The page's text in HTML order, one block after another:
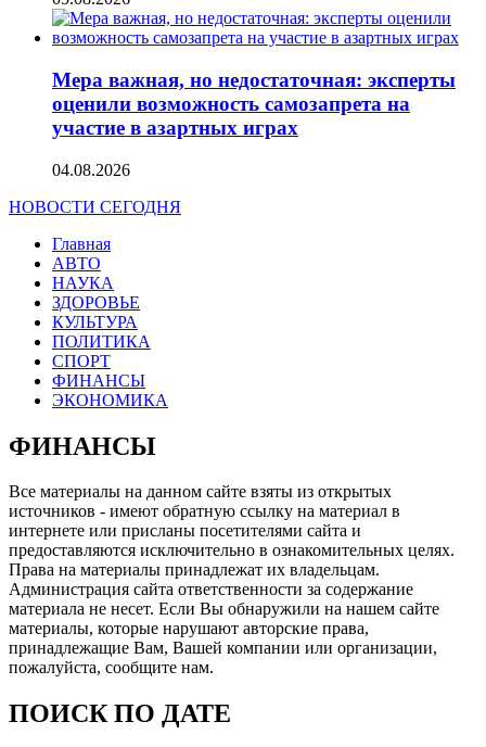
Мера важная, но недостаточная: эксперты
оценили возможность самозапрета на
участие в азартных играх
04.08.2026
НОВОСТИ СЕГОДНЯ
Главная
АВТО
НАУКА
ЗДОРОВЬЕ
КУЛЬТУРА
ПОЛИТИКА
СПОРТ
ФИНАНСЫ
ЭКОНОМИКА
ФИНАНСЫ
Все материалы на данном сайте взяты из открытых
источников - имеют обратную ссылку на материал в
интернете или присланы посетителями сайта и
предоставляются исключительно в ознакомительных целях.
Права на материалы принадлежат их владельцам.
Администрация сайта ответственности за содержание
материала не несет. Если Вы обнаружили на нашем сайте
материалы, которые нарушают авторские права,
принадлежащие Вам, Вашей компании или организации,
пожалуйста, сообщите нам.
ПОИСК ПО ДАТЕ